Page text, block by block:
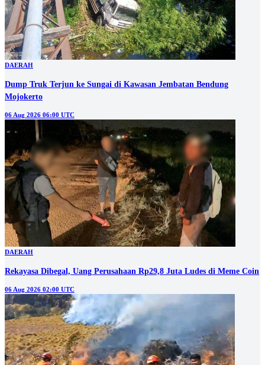
DAERAH
Dump Truk Terjun ke Sungai di Kawasan Jembatan Bendung
Mojokerto
06 Aug 2026 06:00 UTC
DAERAH
Rekayasa Dibegal, Uang Perusahaan Rp29,8 Juta Ludes di Meme Coin
06 Aug 2026 02:00 UTC